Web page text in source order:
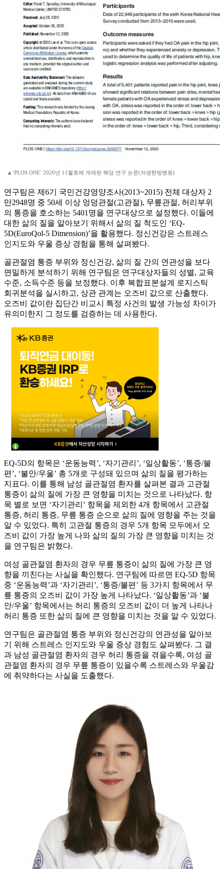
▲‘PLOS ONE’ 2020년 11월호에 게재된 해당 연구 논문(자생한방병원)
연구팀은 제6기 국민건강영양조사(2013~2015) 전체 대상자 2
만2948명 중 50세 이상 엉덩관절(고관절), 무릎관절, 허리부위
의 통증을 호소하는 5401명을 연구대상으로 설정했다. 이들에
대한 삶의 질을 알아보기 위해서 삶의 질 척도인 ‘EQ-
5D(EuroQol-5 Dimension)’을 활용했다. 정신건강은 스트레스
인지도와 우울 증상 경험을 통해 살펴봤다.
골관절염 통증 부위와 정신건강, 삶의 질 간의 연관성을 보다
면밀하게 분석하기 위해 연구팀은 연구대상자들의 성별, 교육
수준, 소득수준 등을 보정했다. 이후 복합표본설계 로지스틱
회귀분석을 실시하고, 상관 관계는 오즈비 값으로 산출했다.
오즈비 값이란 집단간 비교시 특정 사건의 발생 가능성 차이가
유의미한지 그 정도를 검증하는 데 사용한다.
EQ-5D의 항목은 ‘운동능력’, ‘자기관리’, ‘일상활동’, ‘통증/불
편’, ‘불안/우울’ 총 5개로 구성돼 있으며 삶의 질을 평가하는
지표다. 이를 통해 남성 골관절염 환자를 살펴본 결과 고관절
통증이 삶의 질에 가장 큰 영향을 미치는 것으로 나타났다. 항
목 별로 보면 ‘자기관리’ 항목을 제외한 4개 항목에서 고관절
통증, 허리 통증, 무릎 통증 순으로 삶의 질에 영향을 주는 것을
알 수 있었다. 특히 고관절 통증의 경우 5개 항목 모두에서 오
즈비 값이 가장 높게 나와 삶의 질의 가장 큰 영향을 미치는 것
을 연구팀은 밝혔다.
여성 골관절염 환자의 경우 무릎 통증이 삶의 질에 가장 큰 영
향을 끼친다는 사실을 확인했다. 연구팀에 따르면 EQ-5D 항목
중 ‘운동능력’과 ‘자기관리’, ‘통증/불편’ 등 3가지 항목에서 무
릎 통증의 오즈비 값이 가장 높게 나타났다. ‘일상활동’과 ‘불
안/우울’ 항목에서는 허리 통증의 오즈비 값이 더 높게 나타나
허리 통증 또한 삶의 질에 큰 영향을 미치는 것을 알 수 있었다.
연구팀은 골관절염 통증 부위와 정신건강의 연관성을 알아보
기 위해 스트레스 인지도와 우울 증상 경험도 살펴봤다. 그 결
과 남성 골관절염 환자의 경우 허리 통증을 겪을수록, 여성 골
관절염 환자의 경우 무릎 통증이 있을수록 스트레스와 우울감
에 취약하다는 사실을 도출했다.